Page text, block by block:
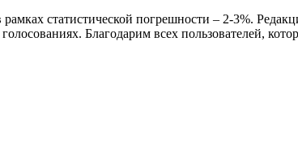
статистической погрешности – 2-3%.
Благодарим всех пользователей,